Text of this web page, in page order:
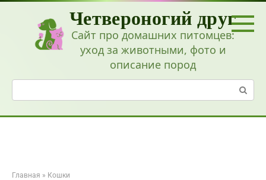
Перейти
Четвероногий друг
Сайт про домашних питомцев:
уход за животными, фото и
описание пород
Поиск:
Главная » Кошки